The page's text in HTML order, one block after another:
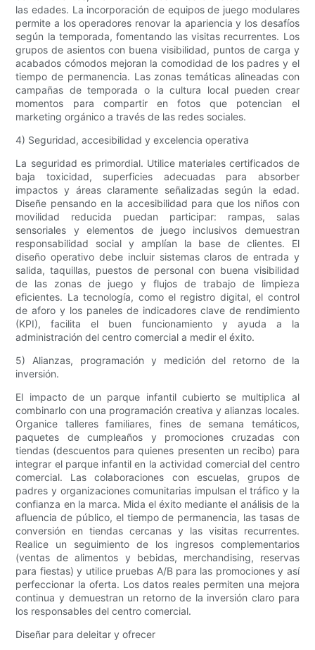
las edades. La incorporación de equipos de juego modulares
permite a los operadores renovar la apariencia y los desafíos
según la temporada, fomentando las visitas recurrentes. Los
grupos de asientos con buena visibilidad, puntos de carga y
acabados cómodos mejoran la comodidad de los padres y el
tiempo de permanencia. Las zonas temáticas alineadas con
campañas de temporada o la cultura local pueden crear
momentos para compartir en fotos que potencian el
marketing orgánico a través de las redes sociales.
4) Seguridad, accesibilidad y excelencia operativa
La seguridad es primordial. Utilice materiales certificados de
baja toxicidad, superficies adecuadas para absorber
impactos y áreas claramente señalizadas según la edad.
Diseñe pensando en la accesibilidad para que los niños con
movilidad reducida puedan participar: rampas, salas
sensoriales y elementos de juego inclusivos demuestran
responsabilidad social y amplían la base de clientes. El
diseño operativo debe incluir sistemas claros de entrada y
salida, taquillas, puestos de personal con buena visibilidad
de las zonas de juego y flujos de trabajo de limpieza
eficientes. La tecnología, como el registro digital, el control
de aforo y los paneles de indicadores clave de rendimiento
(KPI), facilita el buen funcionamiento y ayuda a la
administración del centro comercial a medir el éxito.
5) Alianzas, programación y medición del retorno de la
inversión.
El impacto de un parque infantil cubierto se multiplica al
combinarlo con una programación creativa y alianzas locales.
Organice talleres familiares, fines de semana temáticos,
paquetes de cumpleaños y promociones cruzadas con
tiendas (descuentos para quienes presenten un recibo) para
integrar el parque infantil en la actividad comercial del centro
comercial. Las colaboraciones con escuelas, grupos de
padres y organizaciones comunitarias impulsan el tráfico y la
confianza en la marca. Mida el éxito mediante el análisis de la
afluencia de público, el tiempo de permanencia, las tasas de
conversión en tiendas cercanas y las visitas recurrentes.
Realice un seguimiento de los ingresos complementarios
(ventas de alimentos y bebidas, merchandising, reservas
para fiestas) y utilice pruebas A/B para las promociones y así
perfeccionar la oferta. Los datos reales permiten una mejora
continua y demuestran un retorno de la inversión claro para
los responsables del centro comercial.
Diseñar para deleitar y ofrecer